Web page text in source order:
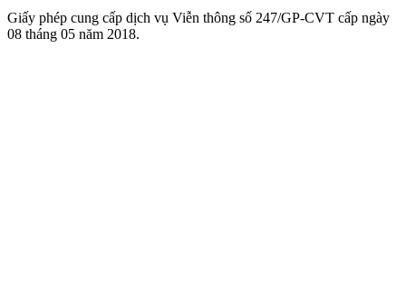
Giấy phép cung cấp dịch vụ Viễn thông số 247/GP-CVT cấp ngày
08 tháng 05 năm 2018.